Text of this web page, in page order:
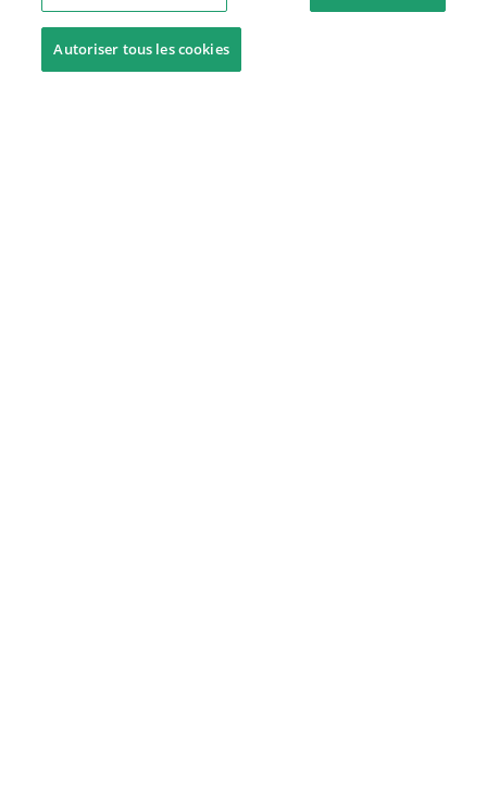
Autoriser tous les cookies